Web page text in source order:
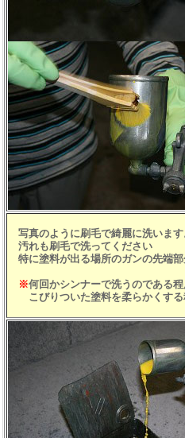
写真のように刷毛で綺麗に洗いま
汚れも刷毛で洗ってください
特に塗料が出る場所のガンの先端
※何回かシンナーで洗うのである
こびりついた塗料を柔らかくする